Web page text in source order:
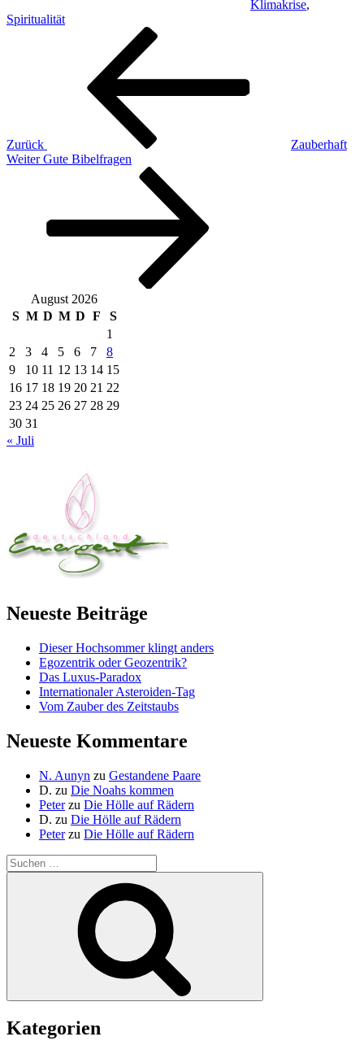
Klimakrise,
Spiritualität
Beitragsnavigation
Zurück
Zauberhaft
Nächster
Weiter Gute Bibelfragen
August 2026
S M D M D F
S
1
2
3 4 5 6 7
8
9
10 11 12 13 14 15
16 17 18 19 20 21 22
23 24 25 26 27 28 29
30 31
« Juli
Neueste Beiträge
Dieser Hochsommer klingt anders
Egozentrik oder Geozentrik?
Das Luxus-Paradox
Internationaler Asteroiden-Tag
Vom Zauber des Zeitstaubs
Neueste Kommentare
N. Aunyn zu Gestandene Paare
D. zu Die Noahs kommen
Peterzu Die Hölle auf Rädern
D. zu Die Hölle auf Rädern
Peterzu Die Hölle auf Rädern
Suche
nach:
Kategorien